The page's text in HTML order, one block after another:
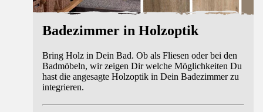
Badezimmer in Holzoptik
Bring Holz in Dein Bad. Ob als Fliesen oder bei den
Badmöbeln, wir zeigen Dir welche Möglichkeiten Du
hast die angesagte Holzoptik in Dein Badezimmer zu
integrieren.